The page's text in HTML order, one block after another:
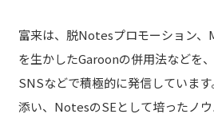
富来は、脱Notesプロモーション
を生かしたGaroonの併用法などを
SNSなどで積極的に発信しています
添い、NotesのSEとして培ったノウ